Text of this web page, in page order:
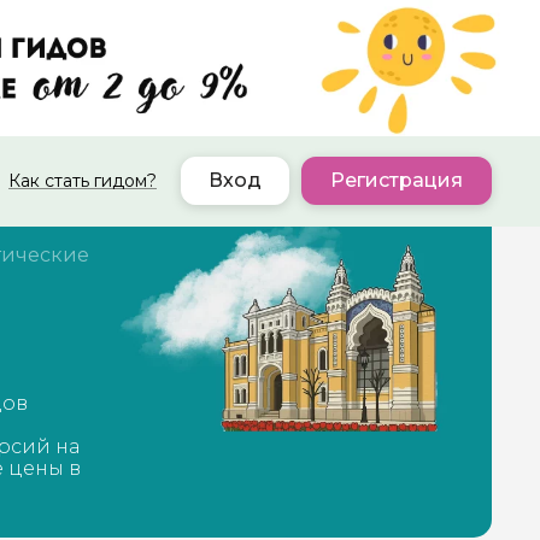
Как стать гидом? Вход Регистрация
на
цены в